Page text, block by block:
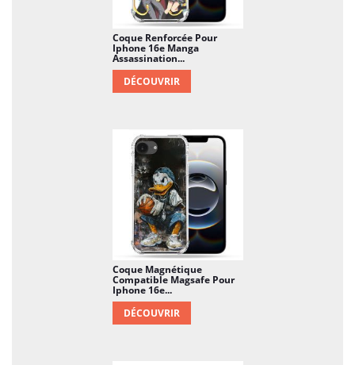
Coque Renforcée Pour
Iphone 16e Manga
Assassination...
DÉCOUVRIR
Coque Magnétique
Compatible Magsafe Pour
Iphone 16e...
DÉCOUVRIR